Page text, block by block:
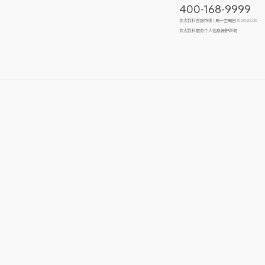
400-168-9999
欢太数科客服热线 | 周一至周日 8:00-22:00
欢太数科服务个人信息保护声明